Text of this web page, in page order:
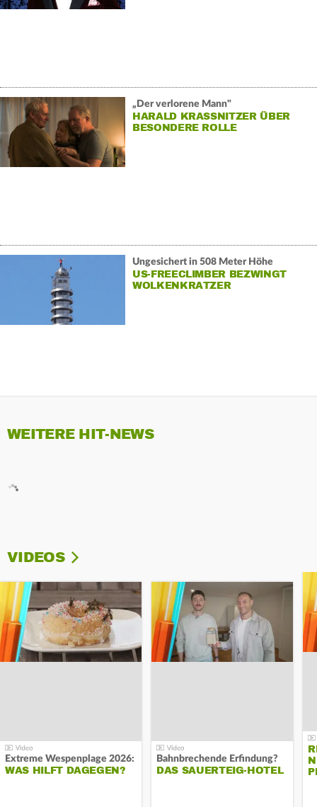
„Der verlorene Mann"
HARALD KRASSNITZER ÜBER
BESONDERE ROLLE
Ungesichert in 508 Meter Höhe
US-FREECLIMBER BEZWINGT
WOLKENKRATZER
WEITERE HIT-NEWS
VIDEOS
Extreme Wespenplage 2026:
WAS HILFT DAGEGEN?
Bahnbrechende Erfindung?
DAS SAUERTEIG-HOTEL